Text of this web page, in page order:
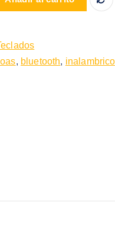
, bluetooth, inalambrico